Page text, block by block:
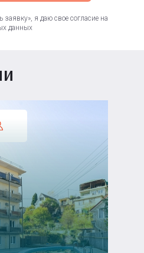
я даю свое согласие на
данных